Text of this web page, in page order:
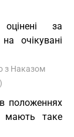
за
очікувані
з Наказом
положеннях
мають таке